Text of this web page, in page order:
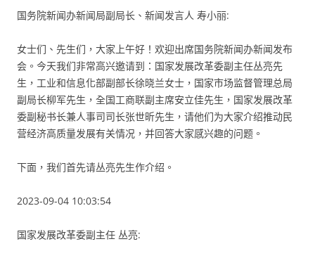
国务院新闻办新闻局副局长、新闻发言人 寿小丽:
女士们、先生们，大家上午好！欢迎出席国务院新闻办新闻发布
会。今天我们非常高兴邀请到：国家发展改革委副主任丛亮先
生，工业和信息化部副部长徐晓兰女士，国家市场监督管理总局
副局长柳军先生，全国工商联副主席安立佳先生，国家发展改革
委副秘书长兼人事司司长张世昕先生，请他们为大家介绍推动民
营经济高质量发展有关情况，并回答大家感兴趣的问题。
下面，我们首先请丛亮先生作介绍。
2023-09-04 10:03:54
国家发展改革委副主任 丛亮: